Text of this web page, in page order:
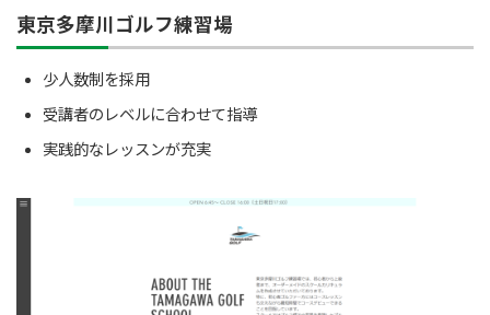
東京多摩川ゴルフ練習場
少人数制を採用
受講者のレベルに合わせて指導
実践的なレッスンが充実